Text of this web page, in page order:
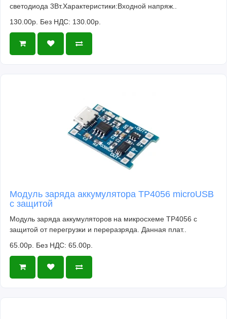
светодиода 3Вт.Характеристики:Входной напряж..
130.00р. Без НДС: 130.00р.
Модуль заряда аккумулятора TP4056 microUSB
с защитой
Модуль заряда аккумуляторов на микросхеме TP4056 с
защитой от перегрузки и переразряда. Данная плат..
65.00р. Без НДС: 65.00р.